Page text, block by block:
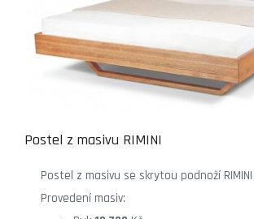
Postel z masivu RIMINI
Postel z masivu se skrytou podnoží
Provedení masiv: